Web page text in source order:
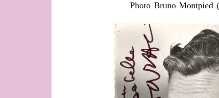
Photo Bruno Montpied